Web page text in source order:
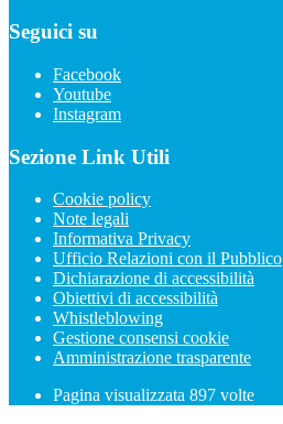
Seguici su
Facebook
Youtube
Instagram
Sezione Link Utili
Cookie policy
Note legali
Informativa Privacy
Ufficio Relazioni con il Pubblico
Dichiarazione di accessibilità
Obiettivi di accessibilità
Whistleblowing
Gestione consensi cookie
Amministrazione trasparente
Pagina visualizzata 897 volte